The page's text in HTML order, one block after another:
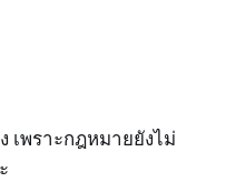
เพราะกฎหมายยังไม่